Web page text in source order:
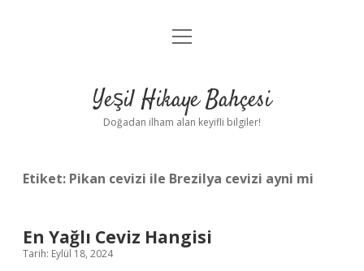
Anasayfa
Yasal Uyarı
menüyü
Yeşil Hikaye Bahçesi
Doğadan ilham alan keyifli bilgiler!
Etiket: Pikan cevizi ile Brezilya cevizi ayni mi
En Yağlı Ceviz Hangisi
Tarih: Eylül 18, 2024